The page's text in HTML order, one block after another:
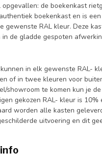
de boekenkast
boekenkast en is
gewenste RAL kleur. Deze
in de gladde gespoten
in elk gewenste RAL-
of in twee kleuren voor
showroom te komen kun je
gekozen RAL- kleur is
worden alle kasten
uitvoering en dit